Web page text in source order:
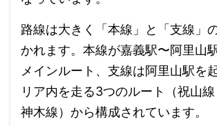
路線は大きく「本線」と「支線」
かれます。本線が嘉義駅〜阿里山
メインルート、支線は阿里山駅を
リア内を走る3つのルート（祝山線
神木線）から構成されています。